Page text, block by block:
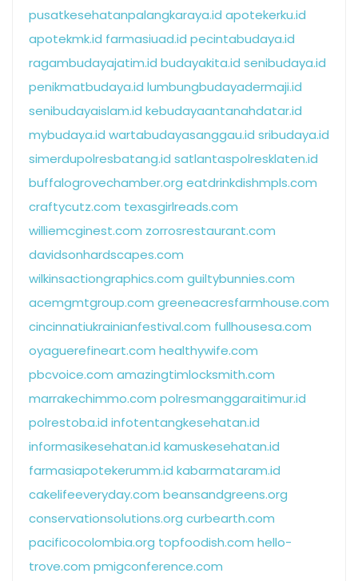
pusatkesehatanpalangkaraya.id apotekerku.id
apotekmk.id farmasiuad.id pecintabudaya.id
ragambudayajatim.id budayakita.id senibudaya.id
penikmatbudaya.id lumbungbudayadermaji.id
senibudayaislam.id kebudayaantanahdatar.id
mybudaya.id wartabudayasanggau.id sribudaya.id
simerdupolresbatang.id satlantaspolresklaten.id
buffalogrovechamber.org eatdrinkdishmpls.com
craftycutz.com texasgirlreads.com
williemcginest.com zorrosrestaurant.com
davidsonhardscapes.com
wilkinsactiongraphics.com guiltybunnies.com
acemgmtgroup.com greeneacresfarmhouse.com
cincinnatiukrainianfestival.com fullhousesa.com
oyaguerefineart.com healthywife.com
pbcvoice.com amazingtimlocksmith.com
marrakechimmo.com polresmanggaraitimur.id
polrestoba.id infotentangkesehatan.id
informasikesehatan.id kamuskesehatan.id
farmasiapotekerumm.id kabarmataram.id
cakelifeeveryday.com beansandgreens.org
conservationsolutions.org curbearth.com
pacificocolombia.org topfoodish.com hello-
trove.com pmigconference.com